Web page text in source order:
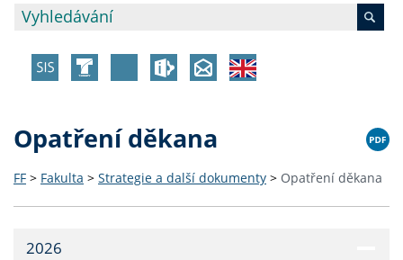
Opatření děkana
FF > Fakulta > Strategie a další dokumenty > Opatření děkana
2026